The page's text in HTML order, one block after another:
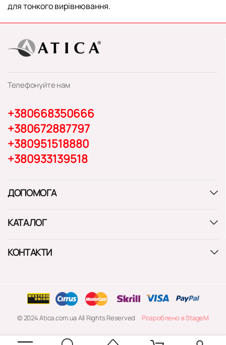
для тонкого вирівнювання.
Телефонуйте нам
+380668350666
+380672887797
+380951518880
+380933139518
ДОПОМОГА
КАТАЛОГ
КОНТАКТИ
© 2024 Atica.com.ua All Rights Reserved Розроблено в StageM